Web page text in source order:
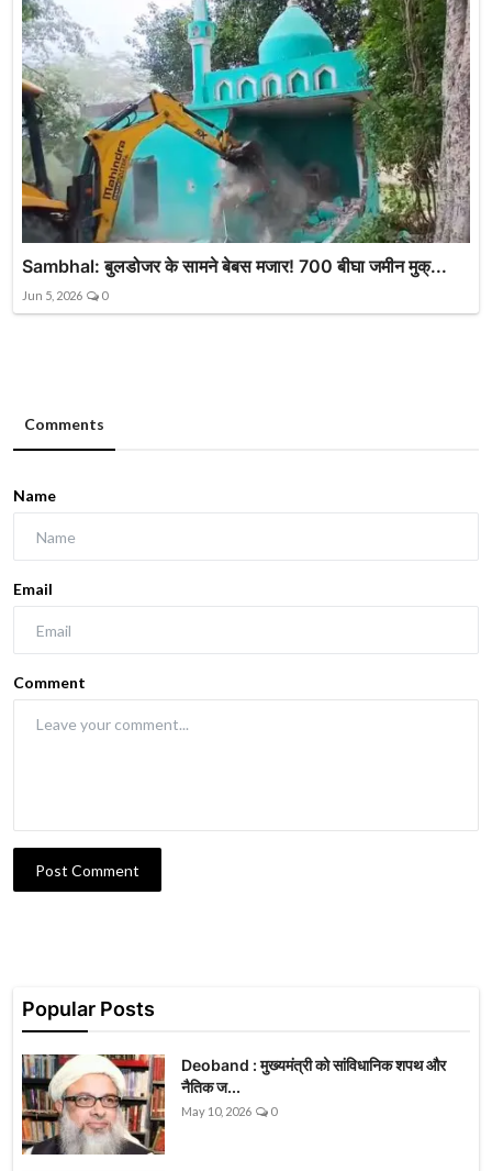
Sambhal: बुलडोजर के सामने बेबस मजार! 700 बीघा जमीन मुक्...
Jun 5, 2026 0
Comments
Name
Email
Comment
Post Comment
Popular Posts
Deoband : मुख्यमंत्री को सांविधानिक शपथ और
नैतिक ज...
May 10, 2026 0